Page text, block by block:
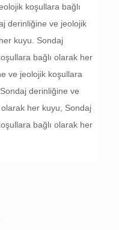
koşullara bağlı
derinliğine ve jeolojik
kuyu. Sondaj
bağlı olarak her
ve jeolojik koşullara
derinliğine ve
her kuyu, Sondaj
bağlı olarak her